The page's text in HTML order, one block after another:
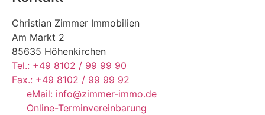
Christian Zimmer Immobilien
Am Markt 2
85635 Höhenkirchen
Tel.: +49 8102 / 99 99 90
Fax.: +49 8102 / 99 99 92
eMail: info@zimmer-immo.de
Online-Terminvereinbarung